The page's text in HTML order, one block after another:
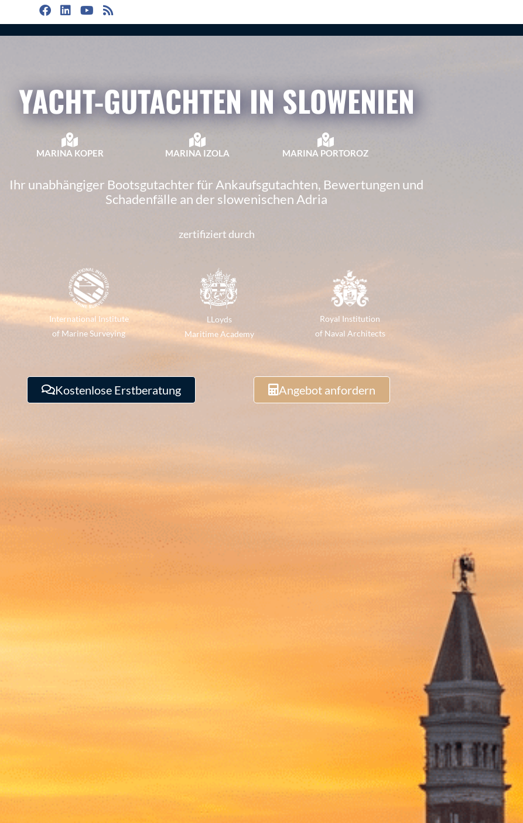
YACHT-GUTACHTEN IN SLOWENIEN
MARINA KOPER MARINA IZOLA MARINA PORTOROZ
Ihr unabhängiger Bootsgutachter für Ankaufsgutachten, Bewertungen und
Schadenfälle an der slowenischen Adria
zertifiziert durch
International Institute
of Marine Surveying
LLoyds
Maritime Academy
Royal Institution
of Naval Architects
Kostenlose Erstberatung Angebot anfordern